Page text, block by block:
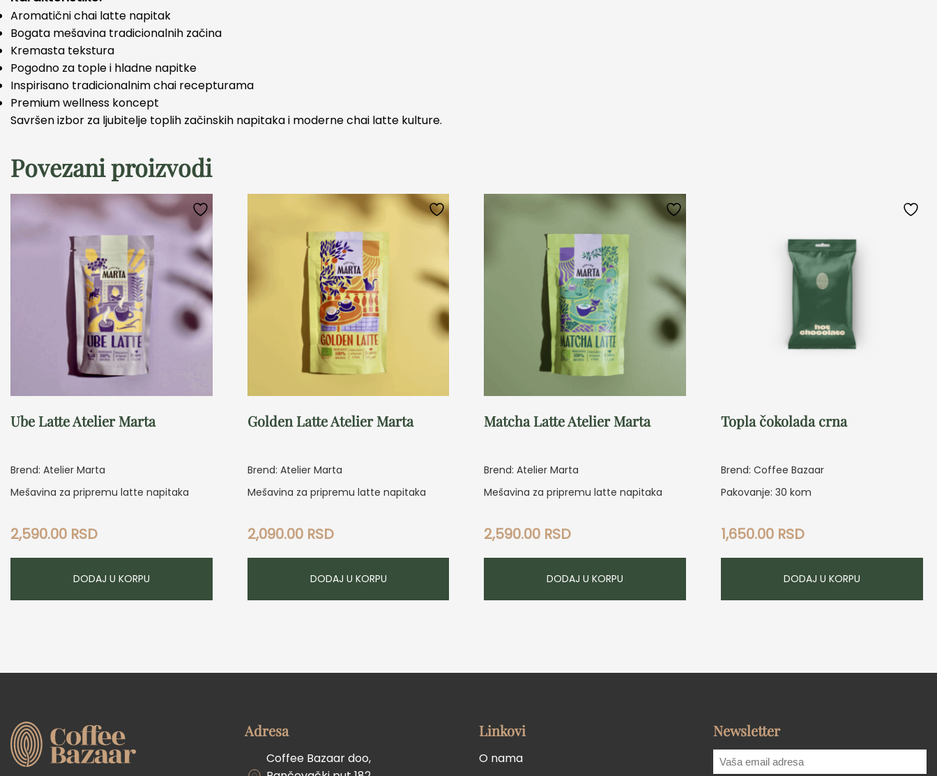
Aromatični chai latte napitak
Bogata mešavina tradicionalnih začina
Kremasta tekstura
Pogodno za tople i hladne napitke
Inspirisano tradicionalnim chai recepturama
Premium wellness koncept
Savršen izbor za ljubitelje toplih začinskih napitaka i moderne chai latte kulture.
Povezani proizvodi
Ube Latte Atelier Marta
Brend: Atelier Marta
Mešavina za pripremu latte napitaka
2,590.00 RSD
DODAJ U KORPU
Golden Latte Atelier Marta
Brend: Atelier Marta
Mešavina za pripremu latte napitaka
2,090.00 RSD
DODAJ U KORPU
Matcha Latte Atelier Marta
Brend: Atelier Marta
Mešavina za pripremu latte napitaka
2,590.00 RSD
DODAJ U KORPU
Topla čokolada crna
Brend: Coffee Bazaar
Pakovanje: 30 kom
1,650.00 RSD
DODAJ U KORPU
Adresa
Coffee Bazaar doo,
Linkovi
O nama
Newsletter